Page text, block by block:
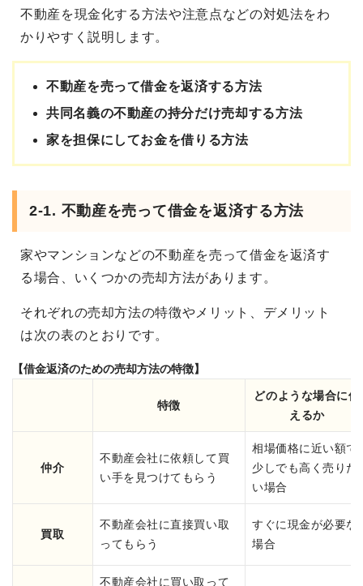
不動産を現金化する方法や注意点などの対処法をわ
かりやすく説明します。
不動産を売って借金を返済する方法
共同名義の不動産の持分だけ売却する方法
家を担保にしてお金を借りる方法
2-1. 不動産を売って借金を返済する方法
家やマンションなどの不動産を売って借金を返済す
る場合、いくつかの売却方法があります。
それぞれの売却方法の特徴やメリット、デメリット
は次の表のとおりです。
【借金返済のための売却方法の特徴】
特徴
どのような場合に使
えるか
仲介
不動産会社に依頼して買
い手を見つけてもらう
相場価格に近い額で
少しでも高く売りた
い場合
買取
不動産会社に直接買い取
ってもらう
すぐに現金が必要な
場合
不動産会社に買い取って